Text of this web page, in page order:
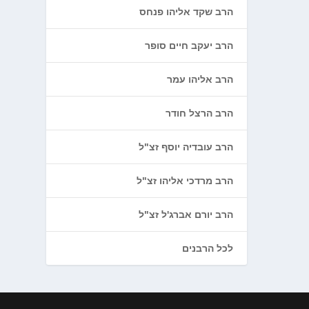
הרב שקד אליהו פנחס
הרב יעקב חיים סופר
הרב אליהו עמר
הרב הרצל חודר
הרב עובדיה יוסף זצ"ל
הרב מרדכי אליהו זצ"ל
הרב יורם אברג'ל זצ"ל
לכל הרבנים